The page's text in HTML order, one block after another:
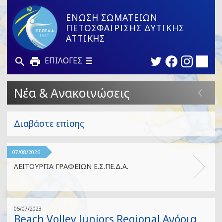
ΕΝΩΣΗ ΣΩΜΑΤΕΙΩΝ
ΠΕΤΟΣΦΑΙΡΙΣΗΣ ΔΥΤΙΚΗΣ
ΑΤΤΙΚΗΣ
ΕΠΙΛΟΓΕΣ
Νέα & Ανακοινώσεις
05/07/2023
Beach Volley Juniors Regional Αγόρια
Διαβάστε επίσης
07/08/2026
ΛΕΙΤΟΥΡΓΙΑ ΓΡΑΦΕΙΩΝ Ε.Σ.ΠΕ.Δ.Α.